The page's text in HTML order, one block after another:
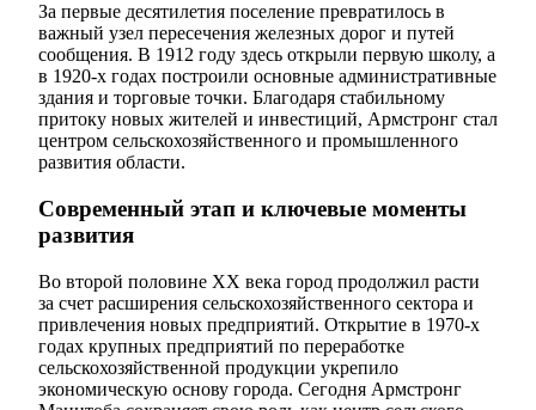
За первые десятилетия поселение превратилось в
важный узел пересечения железных дорог и путей
сообщения. В 1912 году здесь открыли первую школу, а
в 1920-х годах построили основные административные
здания и торговые точки. Благодаря стабильному
притоку новых жителей и инвестиций, Армстронг стал
центром сельскохозяйственного и промышленного
развития области.
Современный этап и ключевые моменты
развития
Во второй половине XX века город продолжил расти
за счет расширения сельскохозяйственного сектора и
привлечения новых предприятий. Открытие в 1970-х
годах крупных предприятий по переработке
сельскохозяйственной продукции укрепило
экономическую основу города. Сегодня Армстронг